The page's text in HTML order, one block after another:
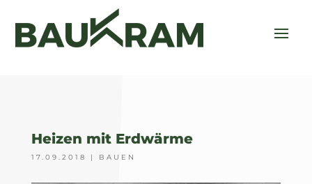
Heizen mit Erdwärme
17.09.2018 | BAUEN